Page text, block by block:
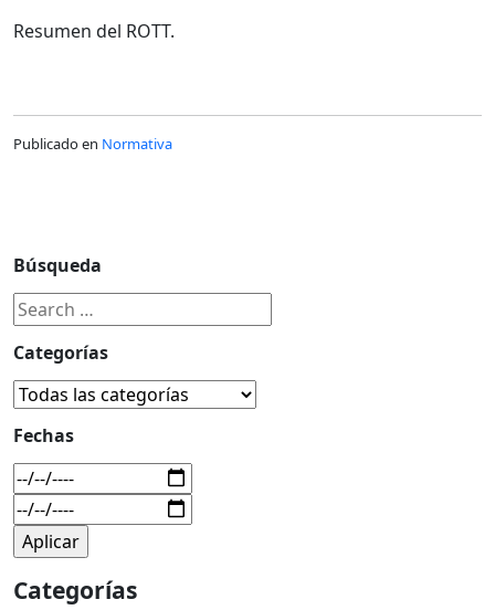
Resumen del ROTT.
Publicado en Normativa
Búsqueda
Categorías
Fechas
Categorías